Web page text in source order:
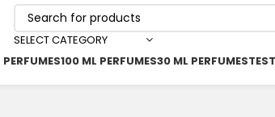
SELECT CATEGORY
100 ML PERFUMES30 ML PERFUMES